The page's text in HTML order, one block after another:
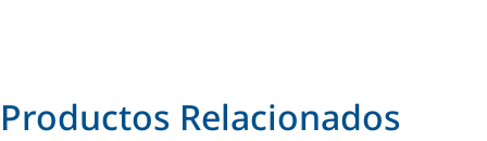
Productos Relacionados